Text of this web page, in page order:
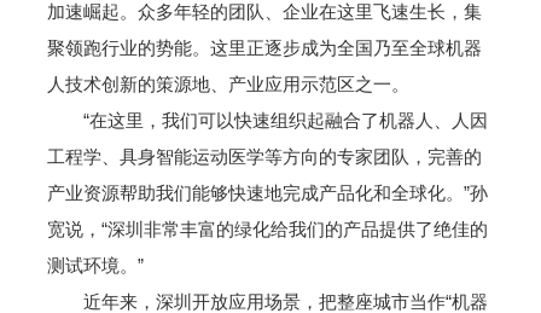
加速崛起。众多年轻的团队、企业在这里飞速生长，集
聚领跑行业的势能。这里正逐步成为全国乃至全球机器
人技术创新的策源地、产业应用示范区之一。
“在这里，我们可以快速组织起融合了机器人、人因
工程学、具身智能运动医学等方向的专家团队，完善的
产业资源帮助我们能够快速地完成产品化和全球化。”孙
宽说，“深圳非常丰富的绿化给我们的产品提供了绝佳的
测试环境。”
近年来，深圳开放应用场景，把整座城市当作“机器